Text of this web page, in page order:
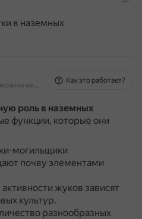
в наземных
На основе источников, возможны неточности
Как это работает?
роль в наземных
функции, которые они
могильщики
почву элементами
активности жуков зависят
культур.
разнообразных